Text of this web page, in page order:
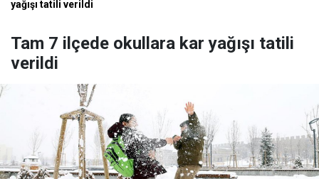
yağışı tatili verildi
Tam 7 ilçede okullara kar yağışı tatili
verildi